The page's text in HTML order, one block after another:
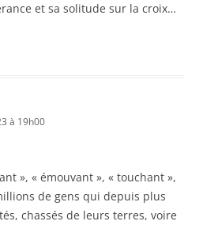
et sa solitude sur la croix…
à 19h00
», « émouvant », « touchant »,
de gens qui depuis plus
chassés de leurs terres, voire